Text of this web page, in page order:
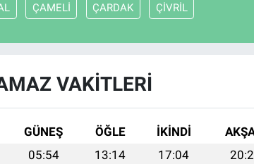
ÇAMELİ ÇARDAK ÇİVRİL
VAKITLERI
GÜNEŞ ÖĞLE İKINDI
05:54 13:14 17:04